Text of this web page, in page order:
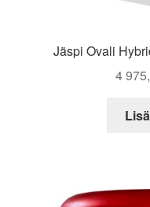
Jäspi Ovali
4